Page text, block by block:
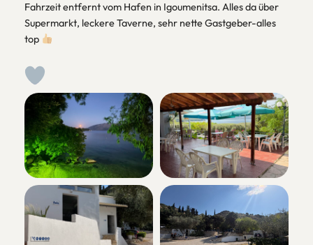
Fahrzeit entfernt vom Hafen in Igoumenitsa. Alles da über
Supermarkt, leckere Taverne, sehr nette Gastgeber-alles
top